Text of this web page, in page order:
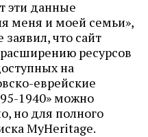
эти данные
меня и моей семьи»,
что сайт
ресурсов
на
еврейские
1940» можно
но для полного
MyHeritage.